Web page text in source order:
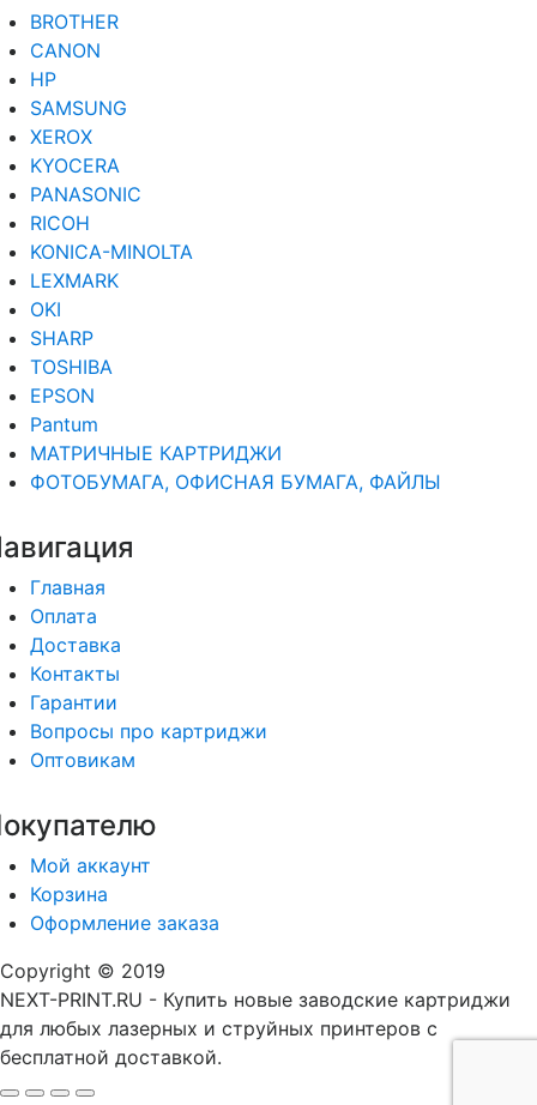
BROTHER
CANON
HP
SAMSUNG
XEROX
KYOCERA
PANASONIC
RICOH
KONICA-MINOLTA
LEXMARK
OKI
SHARP
TOSHIBA
EPSON
Pantum
МАТРИЧНЫЕ КАРТРИДЖИ
ФОТОБУМАГА, ОФИСНАЯ БУМАГА, ФАЙЛЫ
Главная
Оплата
Доставка
Контакты
Гарантии
Вопросы про картриджи
Оптовикам
Мой аккаунт
Корзина
Оформление заказа
Copyright © 2019
NEXT-PRINT.RU - Купить новые заводские картриджи
для любых лазерных и струйных принтеров с
бесплатной доставкой.